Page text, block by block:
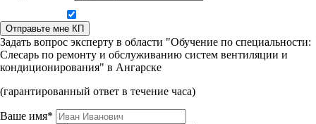
Отправьте мне КП
Задать вопрос эксперту в области "Обучение по специальности:
Слесарь по ремонту и обслуживанию систем вентиляции и
кондиционирования" в Ангарске
(гарантированный ответ в течение часа)
Ваше имя*